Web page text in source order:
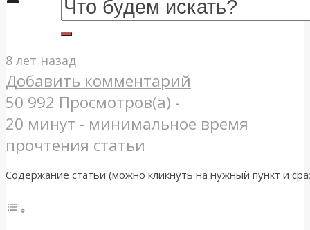
8 лет назад
Добавить комментарий
50 992 Просмотров(а) -
20 минут - минимальное время
прочтения статьи
Содержание статьи (можно кликнуть на нужный пункт и